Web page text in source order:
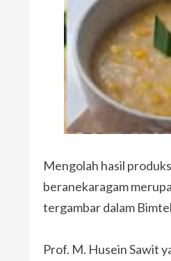
Mengolah hasil
beranekaragam
tergambar dalam
Prof. M. Husein Sawit